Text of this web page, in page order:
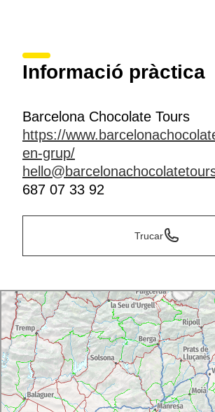
Informació pràctica
Barcelona Chocolate Tours
https://
en-grup/
687 07 33 92
Trucar